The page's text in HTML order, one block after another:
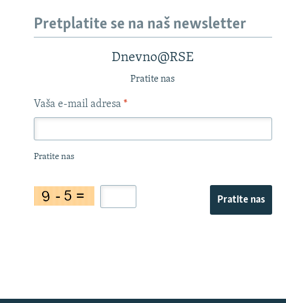
Pretplatite se na naš newsletter
Dnevno@RSE
Pratite nas
Vaša e-mail adresa *
Pratite nas
Pratite nas